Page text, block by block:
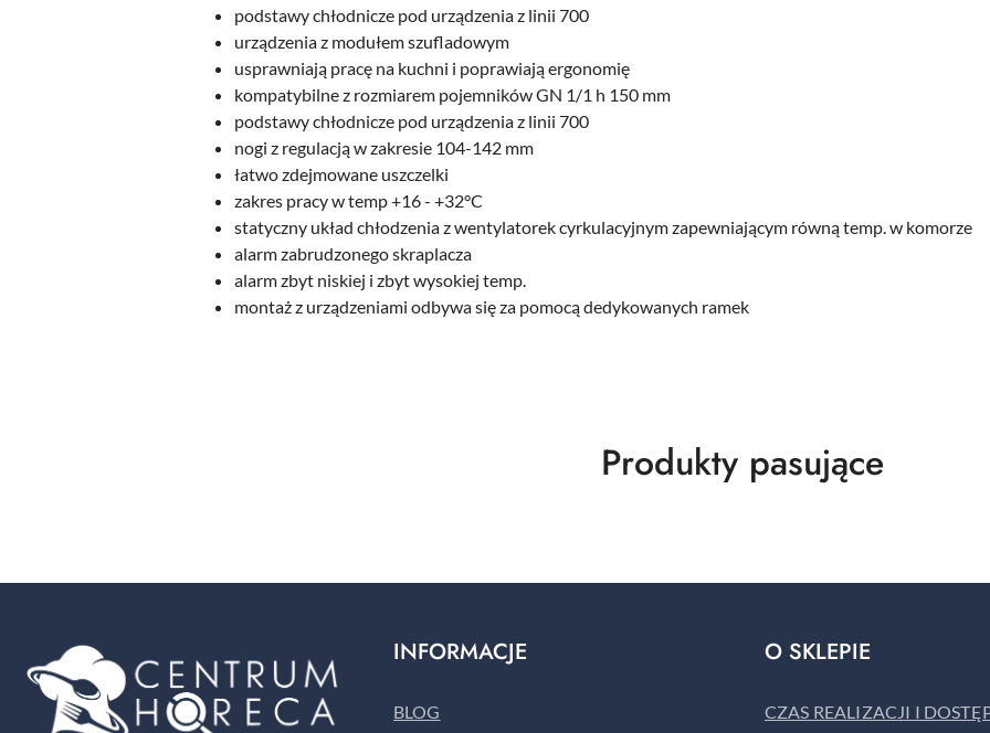
podstawy chłodnicze pod urządzenia z linii 700
urządzenia z modułem szufladowym
usprawniają pracę na kuchni i poprawiają ergonomię
kompatybilne z rozmiarem pojemników GN 1/1 h 150 mm
podstawy chłodnicze pod urządzenia z linii 700
nogi z regulacją w zakresie 104-142 mm
łatwo zdejmowane uszczelki
zakres pracy w temp +16 - +32°C
statyczny układ chłodzenia z wentylatorek cyrkulacyjnym zapewniającym równą temp. w komorze
alarm zabrudzonego skraplacza
alarm zbyt niskiej i zbyt wysokiej temp.
montaż z urządzeniami odbywa się za pomocą dedykowanych ramek
Produkty
Produkty pasujące
INFORMACJE
BLOG
O SKLEPIE
CZAS REALIZACJI I